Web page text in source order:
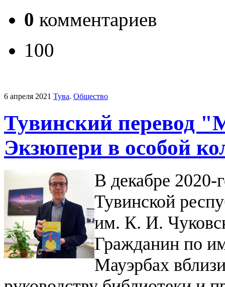
0 комментариев
100
6 апреля 2021 Тува. Общество
Тувинский перевод
Экзюпери в особой
В декабре 2020-
Тувинской
им. К. И.
Гражданин по
Мауэрбах